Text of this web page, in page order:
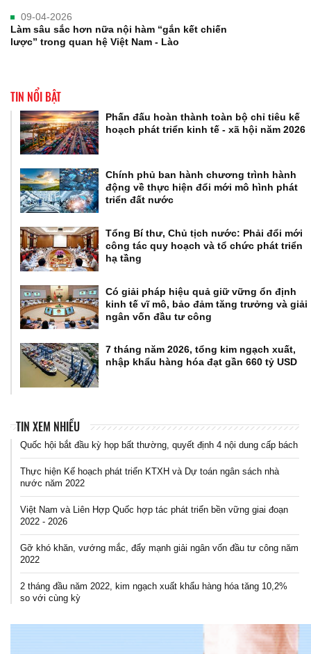
09-04-2026
Làm sâu sắc hơn nữa nội hàm “gắn kết chiến
lược” trong quan hệ Việt Nam - Lào
TIN NỔI BẬT
Phấn đấu hoàn thành toàn bộ chỉ tiêu kế
hoạch phát triển kinh tế - xã hội năm 2026
Chính phủ ban hành chương trình hành
động về thực hiện đổi mới mô hình phát
triển đất nước
Tổng Bí thư, Chủ tịch nước: Phải đổi mới
công tác quy hoạch và tổ chức phát triển
hạ tầng
Có giải pháp hiệu quả giữ vững ổn định
kinh tế vĩ mô, bảo đảm tăng trưởng và giải
ngân vốn đầu tư công
7 tháng năm 2026, tổng kim ngạch xuất,
nhập khẩu hàng hóa đạt gần 660 tỷ USD
TIN XEM NHIỀU
Quốc hội bắt đầu kỳ họp bất thường, quyết định 4 nội dung cấp bách
Thực hiện Kế hoạch phát triển KTXH và Dự toán ngân sách nhà
nước năm 2022
Việt Nam và Liên Hợp Quốc hợp tác phát triển bền vững giai đoạn
2022 - 2026
Gỡ khó khăn, vướng mắc, đẩy mạnh giải ngân vốn đầu tư công năm
2022
2 tháng đầu năm 2022, kim ngạch xuất khẩu hàng hóa tăng 10,2%
so với cùng kỳ